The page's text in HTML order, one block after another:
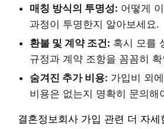
매칭 방식의 투명성: 어떻게
과정이 투명한지 알아보세요.
환불 및 계약 조건: 혹시 모를
규정과 계약 조항을 꼼꼼히
숨겨진 추가 비용: 가입비 외
비용은 없는지 명확히 문의해
결혼정보회사 가입 관련 더 자세